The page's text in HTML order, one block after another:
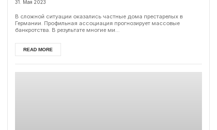
31. Мая 2023
В сложной ситуации оказались частные дома престарелых в
Германии. Профильная ассоциация прогнозирует массовые
банкротства. В результате многие ми...
READ MORE